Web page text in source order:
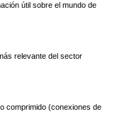
útil sobre el mundo de
relevante del sector
comprimido (conexiones de